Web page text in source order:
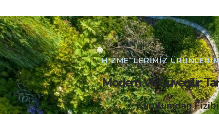
HIZMETLERIMIZ
Modern Ve Güvenilir
Kurulumdan